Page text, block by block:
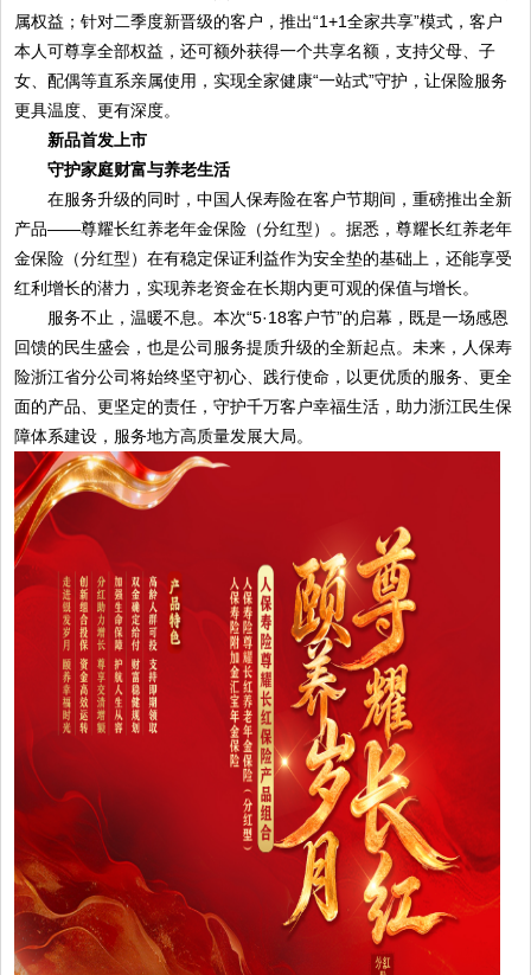
属权益；针对二季度新晋级的客户，推出“1+1全家共享”模式，客户
本人可尊享全部权益，还可额外获得一个共享名额，支持父母、子
女、配偶等直系亲属使用，实现全家健康“一站式”守护，让保险服务
更具温度、更有深度。
新品首发上市
守护家庭财富与养老生活
在服务升级的同时，中国人保寿险在客户节期间，重磅推出全新
产品——尊耀长红养老年金保险（分红型）。据悉，尊耀长红养老年
金保险（分红型）在有稳定保证利益作为安全垫的基础上，还能享受
红利增长的潜力，实现养老资金在长期内更可观的保值与增长。
服务不止，温暖不息。本次“5·18客户节”的启幕，既是一场感恩
回馈的民生盛会，也是公司服务提质升级的全新起点。未来，人保寿
险浙江省分公司将始终坚守初心、践行使命，以更优质的服务、更全
面的产品、更坚定的责任，守护千万客户幸福生活，助力浙江民生保
障体系建设，服务地方高质量发展大局。